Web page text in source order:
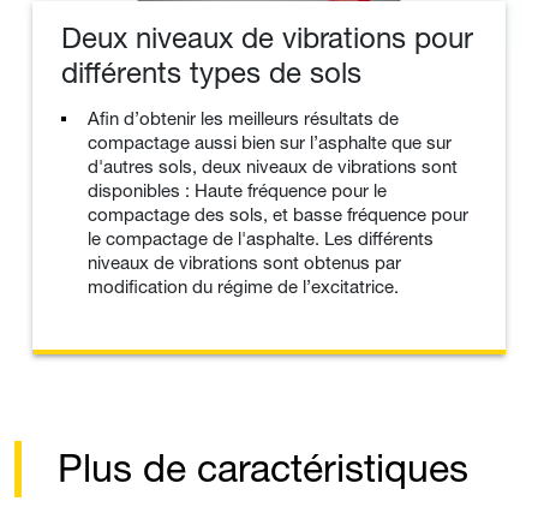
Deux niveaux de vibrations pour
différents types de sols
Afin d’obtenir les meilleurs résultats de
compactage aussi bien sur l’asphalte que sur
d'autres sols, deux niveaux de vibrations sont
disponibles : Haute fréquence pour le
compactage des sols, et basse fréquence pour
le compactage de l'asphalte. Les différents
niveaux de vibrations sont obtenus par
modification du régime de l’excitatrice.
Plus de caractéristiques